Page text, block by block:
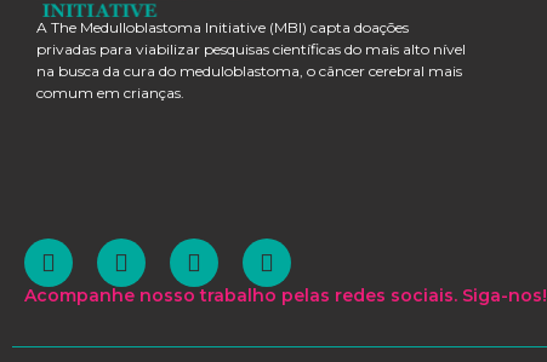
A The Medulloblastoma Initiative (MBI) capta doações
privadas para viabilizar pesquisas científicas do mais alto nível
na busca da cura do meduloblastoma, o câncer cerebral mais
comum em crianças.
Acompanhe nosso trabalho pelas redes sociais. Siga-nos!